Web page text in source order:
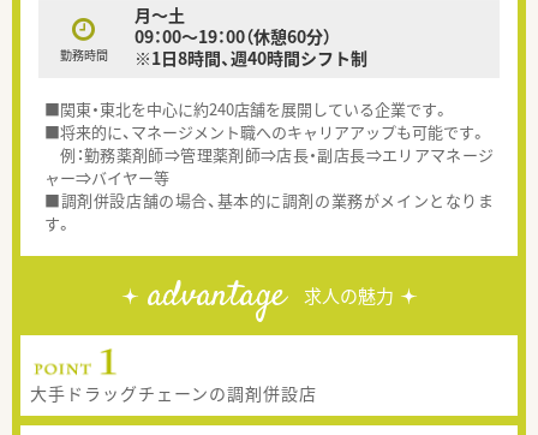
勤務時間
月～土
09：00～19：00（休憩60分）
※1日8時間、週40時間シフト制
■関東・東北を中心に約240店舗を展開している企業です。
■将来的に、マネージメント職へのキャリアアップも可能です。
例：勤務薬剤師⇒管理薬剤師⇒店長・副店長⇒エリアマネージ
ャー⇒バイヤー等
■調剤併設店舗の場合、基本的に調剤の業務がメインとなりま
す。
advantage 求人の魅力
大手ドラッグチェーンの調剤併設店